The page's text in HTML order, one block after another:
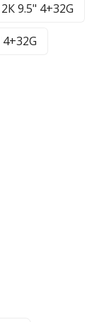
9.5" 4+32G
4+32G